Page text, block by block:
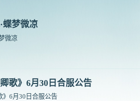
蝶梦微凉
微凉
卿歌》6月30日合服公告
》6月30日合服公告